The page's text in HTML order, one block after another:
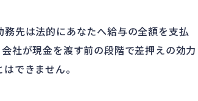
務先は法的にあなたへ給与の全額を支払
社が現金を渡す前の段階で差押えの効力
できません。